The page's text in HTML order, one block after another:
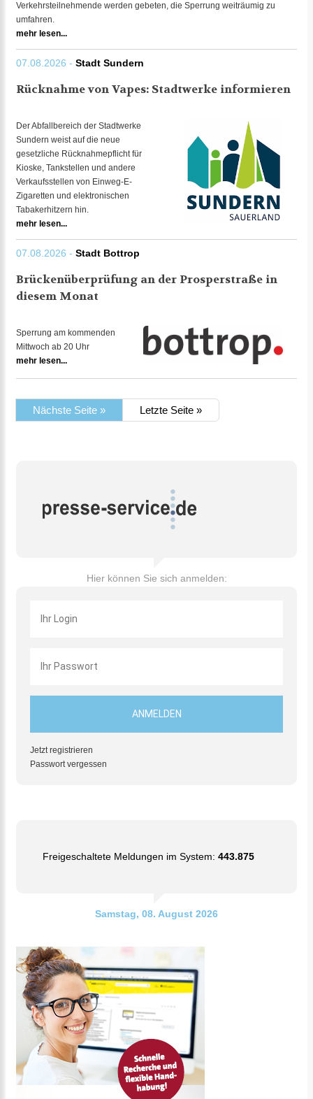
Verkehrsteilnehmende werden gebeten, die Sperrung weiträumig zu
umfahren.
mehr lesen...
07.08.2026 - Stadt Sundern
Rücknahme von Vapes: Stadtwerke informieren
Der Abfallbereich der Stadtwerke
Sundern weist auf die neue
gesetzliche Rücknahmepflicht für
Kioske, Tankstellen und andere
Verkaufsstellen von Einweg-E-
Zigaretten und elektronischen
Tabakerhitzern hin.
mehr lesen...
07.08.2026 - Stadt Bottrop
Brückenüberprüfung an der Prosperstraße in
diesem Monat
Sperrung am kommenden
Mittwoch ab 20 Uhr
mehr lesen...
Nächste Seite » Letzte Seite »
Hier können Sie sich anmelden:
Jetzt registrieren
Passwort vergessen
Freigeschaltete Meldungen im System: 443.875
Samstag, 08. August 2026